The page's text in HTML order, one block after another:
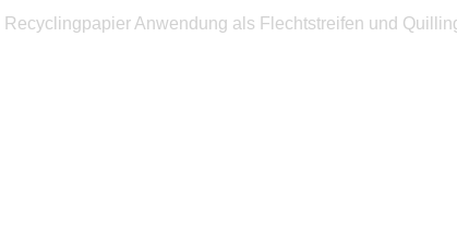
Recyclingpapier Anwendung als Flechtstreifen und